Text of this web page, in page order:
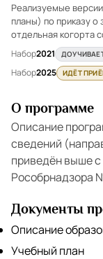
Реализуемые
планы) по приказу
отдельная когорта
Набор2021
Набор2025 ИДЁТ
О программе
Описание
сведений
приведён выше с
Рособрнадзора
Документы
Описание
Учебный план